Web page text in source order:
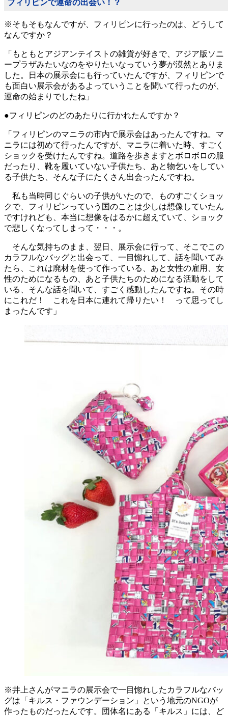
フィリピンで運命の出会い！？
※そもそもなんですが、フィリピンに行ったのは、どうして
なんですか？
「もともとアジアンテイストの雑貨が好きで、アジア版ソニ
ープラザみたいなのをやりたいなっていう夢が漠然とありま
した。日本の展示会にも行っていたんですが、フィリピンで
も面白い展示会があるよっていうことを聞いて行ったのが、
運命の始まりでしたね」
●フィリピンのどのあたりに行かれたんですか？
「フィリピンのマニラの市内で展示会はあったんですね。マ
ニラには初めて行ったんですが、マニラに着いた時、すごく
ショックを受けたんですね。道路を歩きますとボロボロの服
だったり、靴を履いていない子供たち、あと物乞いをしてい
る子供たち、そんな子にたくさん出会ったんですね。
私も当時同じぐらいの子供がいたので、ものすごくショッ
クで、フィリピンっていう国のことは少しは想像していたん
ですけれども、本当に想像をはるかに超えていて、ショック
で悲しくなってしまって・・・。
そんな気持ちのまま、翌日、展示会に行って、そこでこの
カラフルなバッグと出会って、一目惚れして、話を聞いてみ
たら、これは廃材を使って作っている、あと女性の雇用、女
性のためになるもの、あと子供たちのためになる活動をして
いる、そんな話を聞いて、すごく感動したんですね。その時
にこれだ！ これを日本に連れて帰りたい！ って思ってし
まったんです」
※井上さんがマニラの展示会で一目惚れしたカラフルなバッ
グは「キルス・ファウンデーション」という地元のNGOが
作ったものだったんです。団体名にある「キルス」には、ど